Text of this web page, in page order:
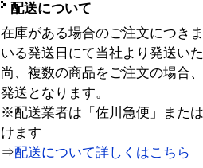
配送について
在庫がある場合のご注文につき
いる発送日にて当社より発送い
尚、複数の商品をご注文の場合
発送となります。
※配送業者は「佐川急便」また
けます
⇒配送について詳しくはこちら